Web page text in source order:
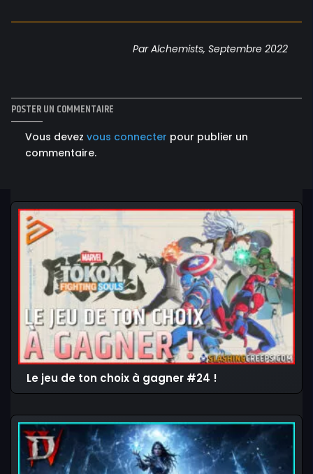
Par Alchemists, Septembre 2022
POSTER UN COMMENTAIRE
Vous devez vous connecter pour publier un
commentaire.
Le jeu de ton choix à gagner #24 !